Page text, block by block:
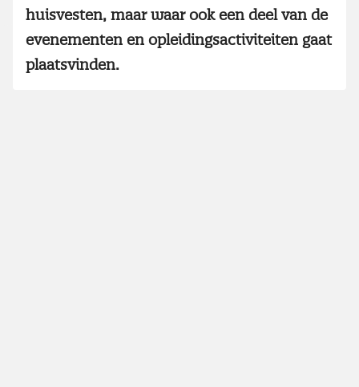
huisvesten, maar waar ook een deel van de
evenementen en opleidingsactiviteiten gaat
plaatsvinden.